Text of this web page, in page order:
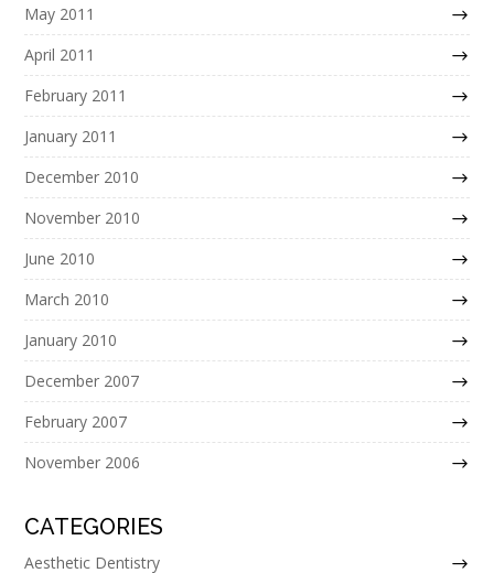
May 2011
April 2011
February 2011
January 2011
December 2010
November 2010
June 2010
March 2010
January 2010
December 2007
February 2007
November 2006
CATEGORIES
Aesthetic Dentistry